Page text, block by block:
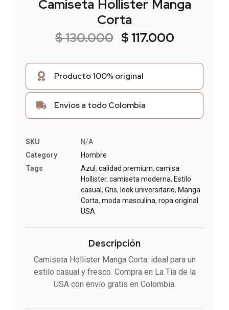
Camiseta Hollister Manga
Corta
$130.000 $117.000
Producto 100% original
Envios a todo Colombia
SKU
N/A
Category
Hombre
Tags
Azul , calidad premium, camisa
Hollister, camiseta moderna, Estilo
casual, Gris, look universitario, Manga
Corta, moda masculina, ropa original
USA
Descripción
Camiseta Hollister Manga Corta: ideal para un
estilo casual y fresco. Compra en La Tía de la
USA con envío gratis en Colombia.